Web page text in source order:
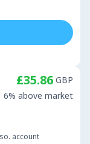
account
£35.86 GBP
6% above market